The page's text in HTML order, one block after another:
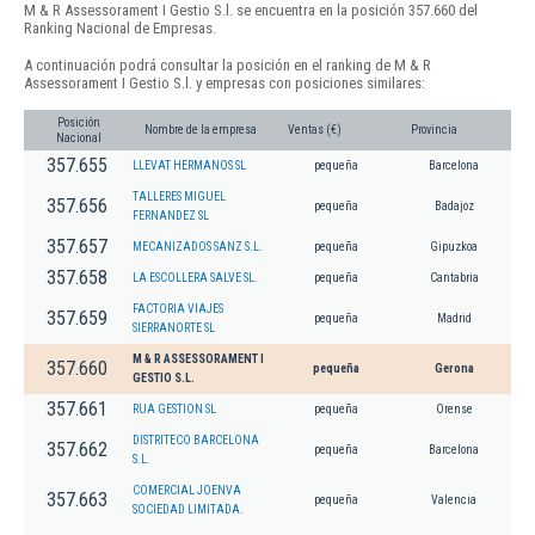
M & R Assessorament I Gestio S.l. se encuentra en la posición 357.660 del
Ranking Nacional de Empresas.
A continuación podrá consultar la posición en el ranking de M & R
Assessorament I Gestio S.l. y empresas con posiciones similares:
Posición
Nacional
Nombre de la empresa Ventas (€) Provincia
357.655 LLEVAT HERMANOS SL pequeña Barcelona
357.656
TALLERES MIGUEL
FERNANDEZ SL
pequeña Badajoz
357.657 MECANIZADOS SANZ S.L. pequeña Gipuzkoa
357.658 LA ESCOLLERA SALVE SL. pequeña Cantabria
357.659
FACTORIA VIAJES
SIERRANORTE SL
pequeña Madrid
357.660
M & R ASSESSORAMENT I
GESTIO S.L.
pequeña Gerona
357.661 RUA GESTION SL pequeña Orense
357.662
DISTRITECO BARCELONA
S.L.
pequeña Barcelona
357.663
COMERCIAL JOENVA
SOCIEDAD LIMITADA.
pequeña Valencia